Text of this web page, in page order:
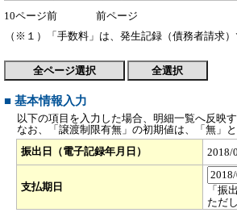
10ページ前
前ページ
（※１）「手数料」は、発生記録（債務者請求）
■ 基本情報入力
以下の項目を入力した場合、明細一覧へ反映
なお、「譲渡制限有無」の初期値は、「無」
振出日（電子記録年月日）
2018/
支払期日
「振
ただ